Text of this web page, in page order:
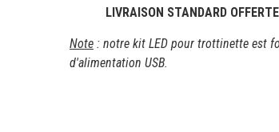
LIVRAISON STANDARD OFFERTE
Note : notre kit LED pour trottinette est
d'alimentation USB.